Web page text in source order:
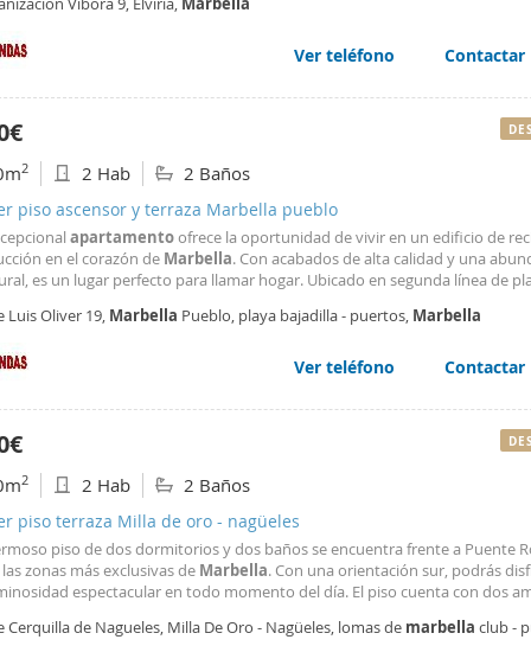
Completamente amueblado y equipado con todo lo que
Ver teléfono Contactar
2 2 Hab 2 Baños
piso ascensor y terraza Marbella pueblo
apartamentoofrece la oportunidad de vivir en un edificio de
en el corazón de Marbella. Con acabados de alta calidad y una
es un lugar perfecto para llamar hogar. Ubicado en segunda línea de
Además, contarás con un garaje
Luis Oliver 19, Marbella Pueblo, playa bajadilla - puertos, Marbella
Ver teléfono Contactar
2 2 Hab 2 Baños
piso terraza Milla de oro - nagüeles
piso de dos dormitorios y dos baños se encuentra frente a Puente
zonas más exclusivas de Marbella. Con una orientación sur, podrás
espectacular en todo momento del día. El piso cuenta con dos
tendrás la opción de alquilarlo
Cerquilla de Nagueles, Milla De Oro - Nagüeles, lomas de marbella club -